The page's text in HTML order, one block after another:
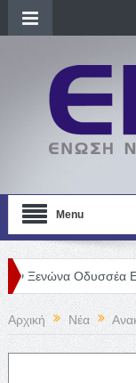
Menu
Οδυσσέα ΕΠΑΨΥ
Αρχική Νέα